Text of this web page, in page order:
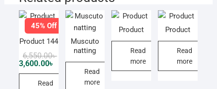
45% Off
Product 144
6,550.00৳Original
price
6,550.00৳ .
3,600.00৳
Current
price
3,600.00৳ .
Read
Muscuto
natting
Read
more
Product
Read
more
Product
Read
more